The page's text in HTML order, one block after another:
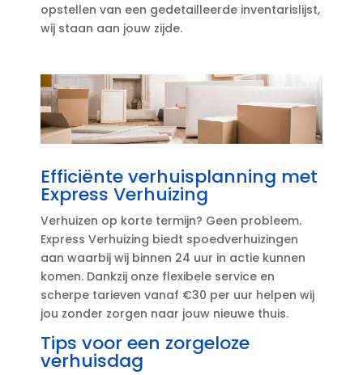
opstellen van een gedetailleerde inventarislijst,
wij staan aan jouw zijde.​
Efficiënte verhuisplanning met
Express Verhuizing
Verhuizen op korte termijn? Geen probleem.​
Express Verhuizing biedt spoedverhuizingen
aan waarbij wij binnen 24 uur in actie kunnen
komen.​ Dankzij onze flexibele service en
scherpe tarieven vanaf €30 per uur helpen wij
jou zonder zorgen naar jouw nieuwe thuis.​
Tips voor een zorgeloze
verhuisdag